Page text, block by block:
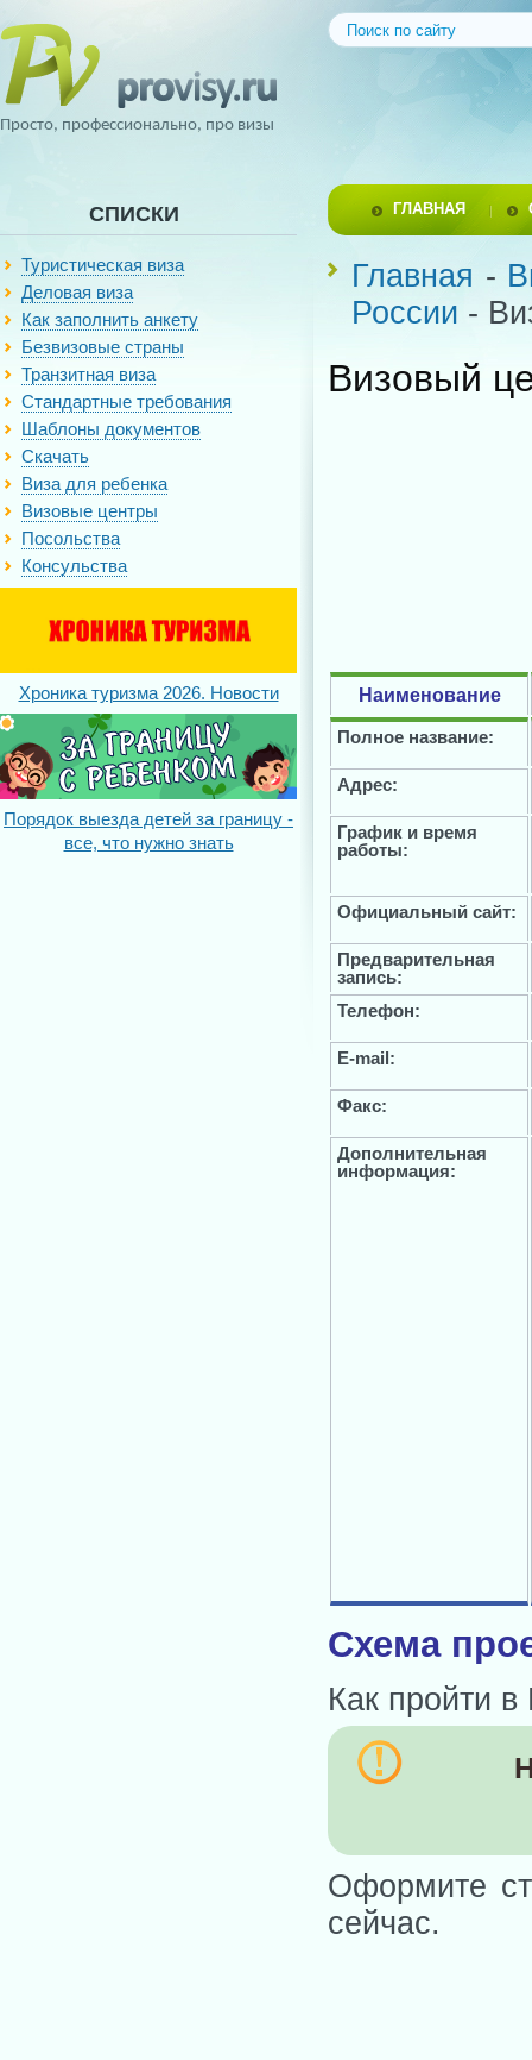
Просто, профессионально, про визы
СПИСКИ
Туристическая виза
Деловая виза
Как заполнить анкету
Безвизовые страны
Транзитная виза
Стандартные требования
Шаблоны документов
Скачать
Виза для ребенка
Визовые центры
Посольства
Консульства
Хроника туризма 2026. Новости
Порядок выезда детей за границу -
все, что нужно знать
ГЛАВНАЯ
Главная -
России -
Визовый
Наименование
Полное название:
Адрес:
График и время
работы:
Официальный сайт:
Предварительная
запись:
Телефон:
E-mail:
Факс:
Дополнительная
информация:
Схема
Как пройти
Оформите
сейчас.